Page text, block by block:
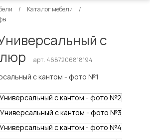
Каталог мебели
с
арт. 4687206818194